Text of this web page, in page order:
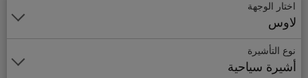
اختار الوجهة
لاوس
نوع التأشيرة
أشيرة سياحية